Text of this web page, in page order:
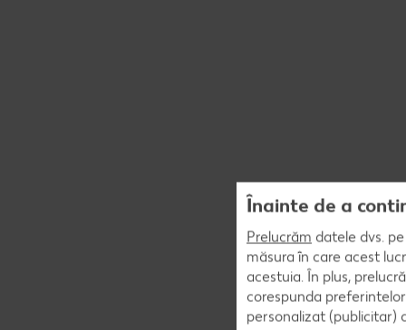
Înainte de a
Prelucrăm datele dvs.
măsura în care acest
acestuia. În plus,
corespunda
personalizat (publicitar)